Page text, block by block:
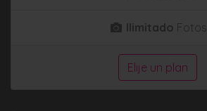
Ilimitado Fotos
Elije un plan